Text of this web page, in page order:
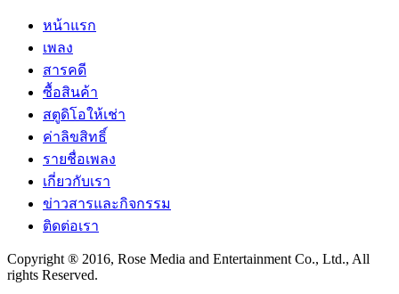
หน้าแรก
เพลง
สารคดี
ซื้อสินค้า
สตูดิโอให้เช่า
ค่าลิขสิทธิ์
รายชื่อเพลง
เกี่ยวกับเรา
ข่าวสารและกิจกรรม
ติดต่อเรา
Copyright ® 2016, Rose Media and Entertainment Co., Ltd., All
rights Reserved.